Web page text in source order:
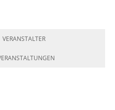
VERANSTALTER